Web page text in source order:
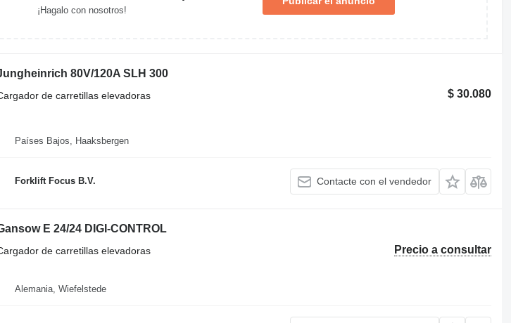
¡Hagalo con nosotros!
80V/120A SLH 300
$ 30.080
de carretillas elevadoras
Países Bajos, Haaksbergen
Forklift Focus B.V. Contacte con el vendedor
E 24/24 DIGI-CONTROL
Precio a consultar
de carretillas elevadoras
Alemania, Wiefelstede